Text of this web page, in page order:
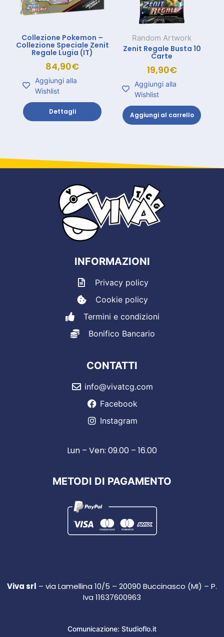
Collezione Pokemon –
Collezione Speciale Zenit
Regale Lugia (IT)
84,90€
Aggiungi alla
Wishlist
Dettagli
Random Artwork
Zenit Regale Busta 10
Carte
19,90€
Aggiungi alla
Wishlist
Aggiungi al carrello
INFORMAZIONI
Privacy policy
Cookie policy
Termini e condizioni
Bonifico Bancario
CONTATTI
info@vivatcg.com
Facebook
Instagram
Lun – Ven: 09.00 – 16.00
METODI DI PAGAMENTO
Viva srl – via Lamellina 10/5 – 20090 Buccinasco (MI) – P.
Iva 11637600963
Comunicazione: Studioflo.it